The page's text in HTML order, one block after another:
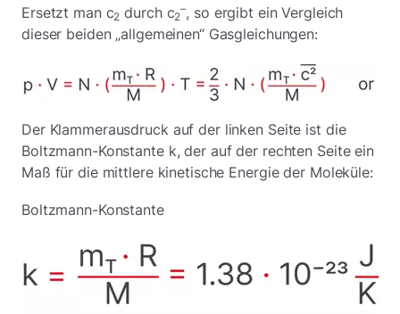
Ersetzt man c2 durch c2
–, so ergibt ein Vergleich
dieser beiden „allgemeinen“ Gasgleichungen:
Der Klammerausdruck auf der linken Seite ist die
Boltzmann-Konstante k, der auf der rechten Seite ein
Maß für die mittlere kinetische Energie der Moleküle:
Boltzmann-Konstante